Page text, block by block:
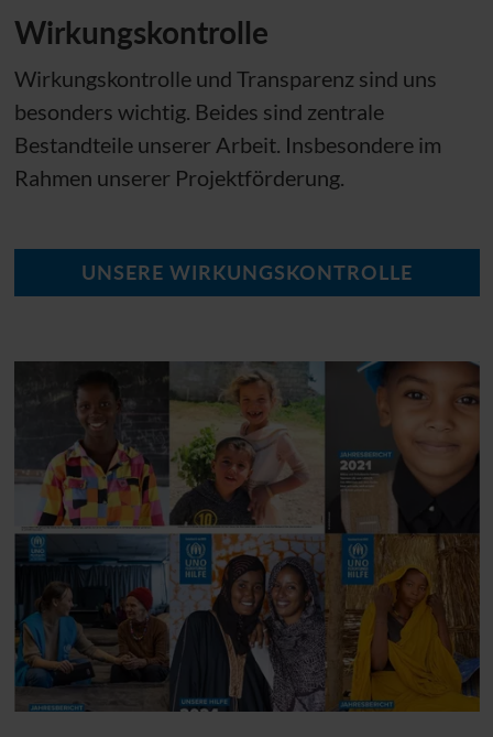
Wirkungskontrolle
Wirkungskontrolle und Transparenz sind uns
besonders wichtig. Beides sind zentrale
Bestandteile unserer Arbeit. Insbesondere im
Rahmen unserer Projektförderung.
UNSERE WIRKUNGSKONTROLLE